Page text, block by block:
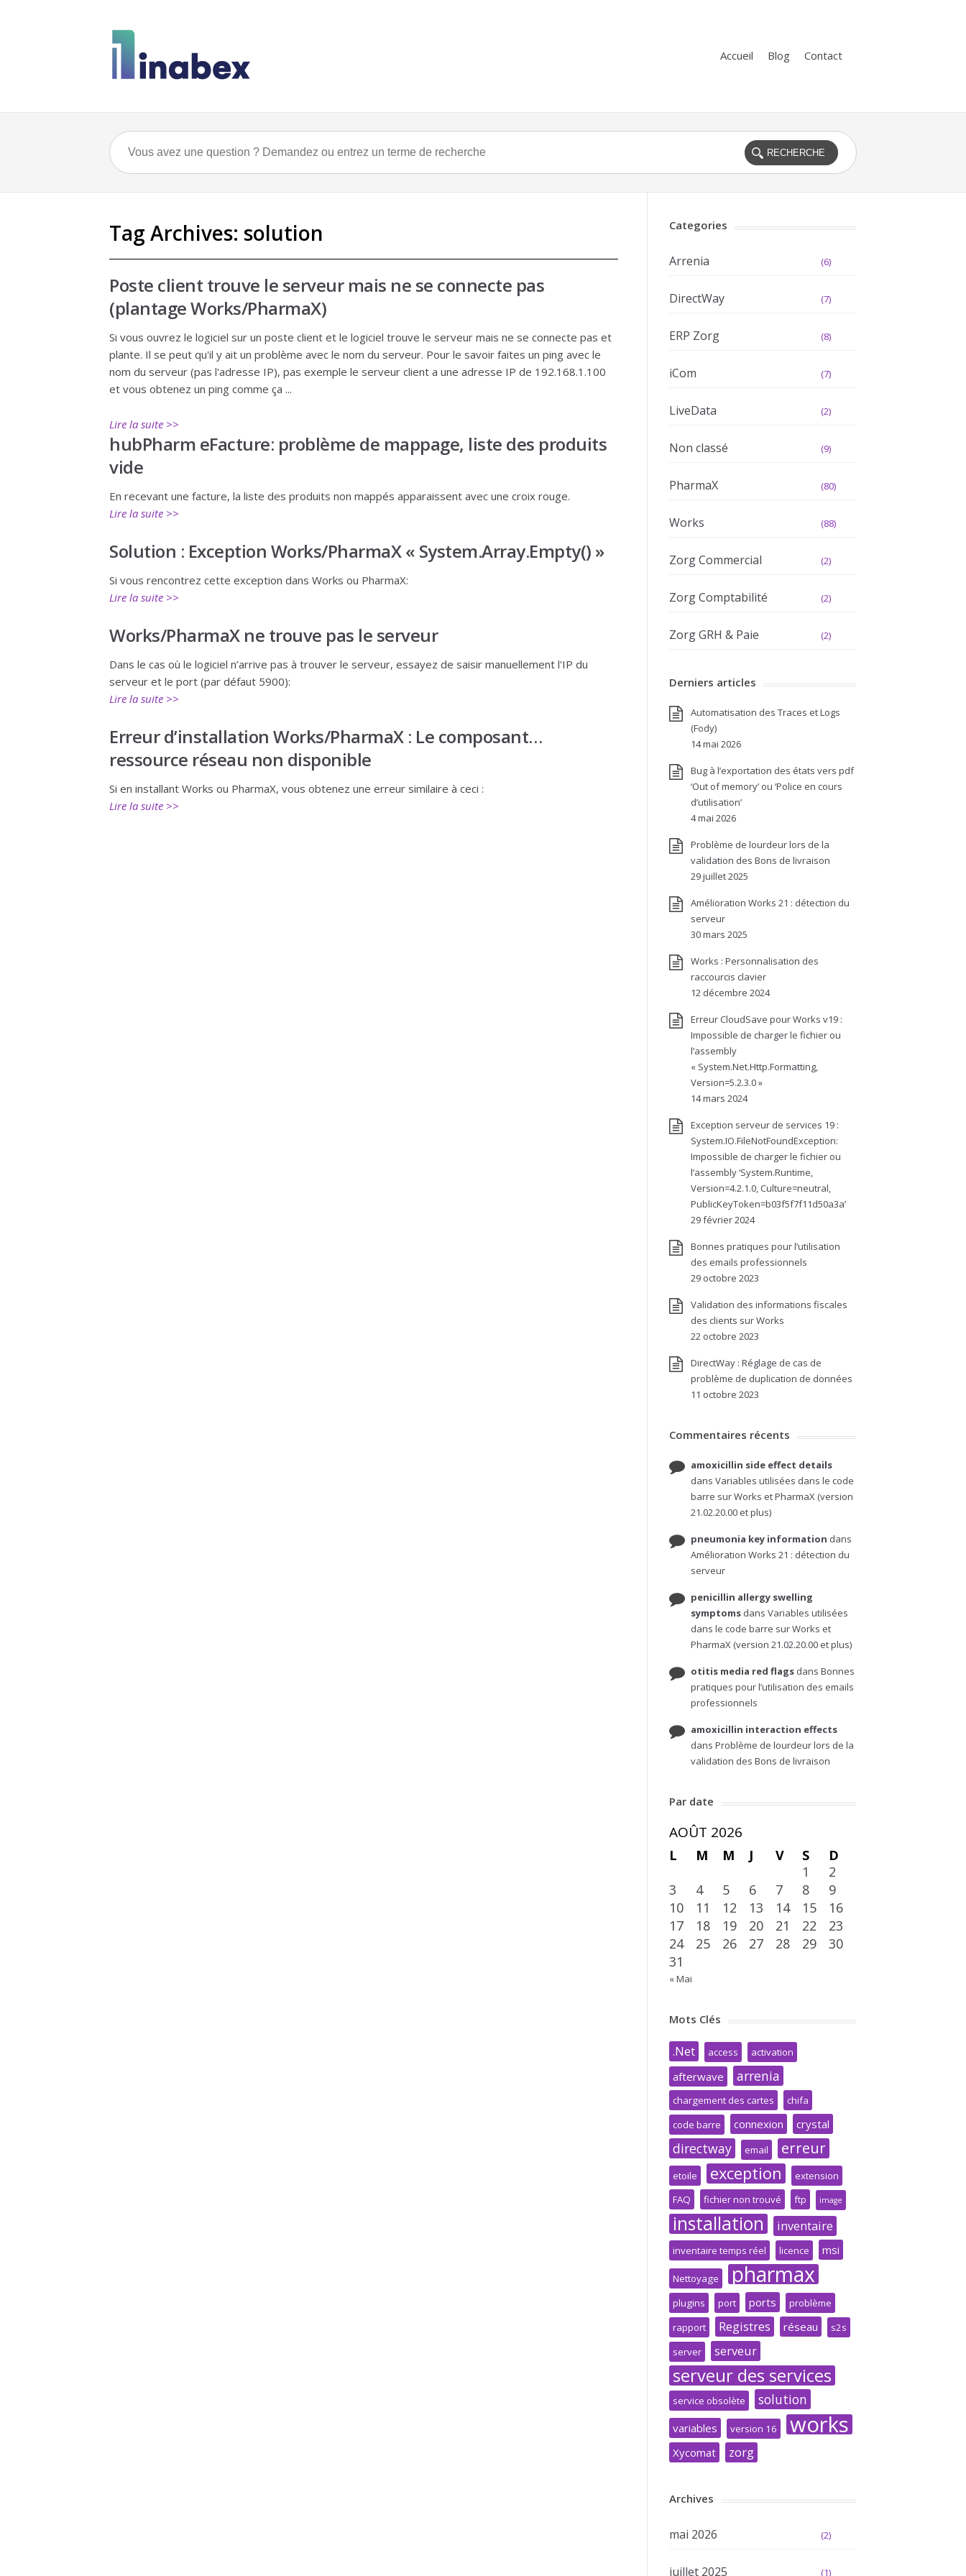
Accueil Blog Contact
Tag Archives: solution
Poste client trouve le serveur mais ne se connecte pas
(plantage Works/PharmaX)
Si vous ouvrez le logiciel sur un poste client et le logiciel trouve le serveur mais ne se connecte pas et
plante. Il se peut qu'il y ait un problème avec le nom du serveur. Pour le savoir faites un ping avec le
nom du serveur (pas l'adresse IP), pas exemple le serveur client a une adresse IP de 192.168.1.100
et vous obtenez un ping comme ça ...
Lire la suite >>
hubPharm eFacture: problème de mappage, liste des produits
vide
En recevant une facture, la liste des produits non mappés apparaissent avec une croix rouge.
Lire la suite >>
Solution : Exception Works/PharmaX « System.Array.Empty() »
Si vous rencontrez cette exception dans Works ou PharmaX:
Lire la suite >>
Works/PharmaX ne trouve pas le serveur
Dans le cas où le logiciel n’arrive pas à trouver le serveur, essayez de saisir manuellement l'IP du
serveur et le port (par défaut 5900):
Lire la suite >>
Erreur d’installation Works/PharmaX : Le composant…
ressource réseau non disponible
Si en installant Works ou PharmaX, vous obtenez une erreur similaire à ceci :
Lire la suite >>
Categories
Arrenia (6)
DirectWay (7)
ERP Zorg (8)
iCom (7)
LiveData (2)
Non classé (9)
PharmaX (80)
Works (88)
Zorg Commercial (2)
Zorg Comptabilité (2)
Zorg GRH & Paie (2)
Derniers articles
Automatisation des Traces et Logs
(Fody)
14 mai 2026
Bug à l’exportation des états vers pdf
‘Out of memory’ ou ‘Police en cours
d’utilisation’
4 mai 2026
Problème de lourdeur lors de la
validation des Bons de livraison
29 juillet 2025
Amélioration Works 21 : détection du
serveur
30 mars 2025
Works : Personnalisation des
raccourcis clavier
12 décembre 2024
Erreur CloudSave pour Works v19 :
Impossible de charger le fichier ou
l’assembly
« System.Net.Http.Formatting,
Version=5.2.3.0 »
14 mars 2024
Exception serveur de services 19 :
System.IO.FileNotFoundException:
Impossible de charger le fichier ou
l’assembly ‘System.Runtime,
Version=4.2.1.0, Culture=neutral,
PublicKeyToken=b03f5f7f11d50a3a’
29 février 2024
Bonnes pratiques pour l’utilisation
des emails professionnels
29 octobre 2023
Validation des informations fiscales
des clients sur Works
22 octobre 2023
DirectWay : Réglage de cas de
problème de duplication de données
11 octobre 2023
Commentaires récents
amoxicillin side effect details
dans Variables utilisées dans le code
barre sur Works et PharmaX (version
21.02.20.00 et plus)
pneumonia key information dans
Amélioration Works 21 : détection du
serveur
penicillin allergy swelling
symptomsdans Variables utilisées
dans le code barre sur Works et
PharmaX (version 21.02.20.00 et plus)
otitis media red flagsdans Bonnes
pratiques pour l’utilisation des emails
professionnels
amoxicillin interaction effects
dans Problème de lourdeur lors de la
validation des Bons de livraison
Par date
AOÛT 2026
L M M J V S
D
1
2
3
4 5 6 7 8
9
10
11 12 13 14 15
16
17
18 19 20 21 22
23
24
25 26 27 28 29
30
31
« Mai
Mots Clés
.Net access activation
afterwave arrenia
chargement des cartes
chifa
code barre
connexion crystal
directway email erreur
etoile exception
extension
FAQ
fichier non trouvé ftp image
installation inventaire
inventaire temps réel licence msi
Nettoyage pharmax
plugins port ports
problème
rapport
Registres réseau
s2s
server
serveur
serveur des services
service obsolète solution
variables version 16 works
Xycomat zorg
Archives
mai 2026 (2)
juillet 2025 (1)